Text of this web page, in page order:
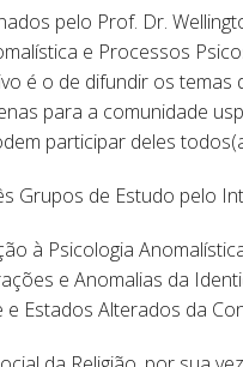
pelo Prof. Dr.
e Processos
é o de difundir os
para a comunidade
participar deles
Grupos de Estudo pelo
à Psicologia
e Anomalias da
Estados Alterados da